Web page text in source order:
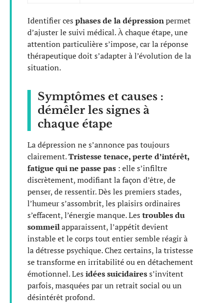
Identifier ces phases de la dépressionpermet
d’ajuster le suivi médical. À chaque étape, une
attention particulière s’impose, car la réponse
thérapeutique doit s’adapter à l’évolution de la
situation.
Symptômes et causes :
démêler les signes à
chaque étape
La dépression ne s’annonce pas toujours
clairement.Tristesse tenace, perte d’intérêt,
fatigue qui ne passe pas : elle s’infiltre
discrètement, modifiant la façon d’être, de
penser, de ressentir. Dès les premiers stades,
l’humeur s’assombrit, les plaisirs ordinaires
s’effacent, l’énergie manque. Les troubles du
sommeilapparaissent, l’appétit devient
instable et le corps tout entier semble réagir à
la détresse psychique. Chez certains, la tristesse
se transforme en irritabilité ou en détachement
émotionnel. Les idées suicidairess’invitent
parfois, masquées par un retrait social ou un
désintérêt profond.